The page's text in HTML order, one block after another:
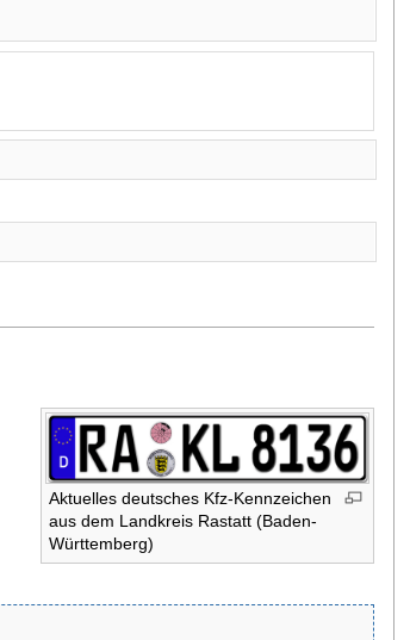
Aktuelles deutsches Kfz-Kennzeichen
aus dem Landkreis Rastatt (Baden-
Württemberg)